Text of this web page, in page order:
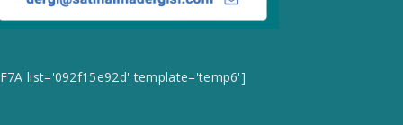
list='092f15e92d' template='temp6']